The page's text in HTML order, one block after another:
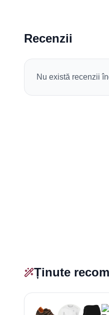
Recenzii
Nu există recenzii
Ținute